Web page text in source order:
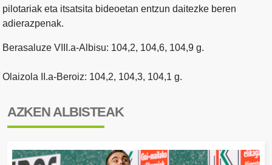
pilotariak eta itsatsita bideoetan entzun daitezke beren
adierazpenak.
Berasaluze VIII.a-Albisu: 104,2, 104,6, 104,9 g.
Olaizola II.a-Beroiz: 104,2, 104,3, 104,1 g.
AZKEN ALBISTEAK